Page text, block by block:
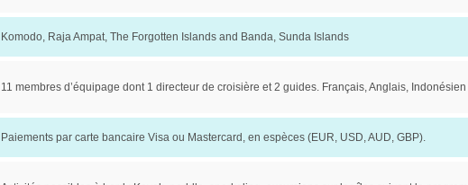
Komodo, Raja Ampat, The Forgotten Islands and Banda, Sunda Islands
11 membres d’équipage dont 1 directeur de croisière et 2 guides. Français, Anglais, Indonésien
Paiements par carte bancaire Visa ou Mastercard, en espèces (EUR, USD, AUD, GBP).